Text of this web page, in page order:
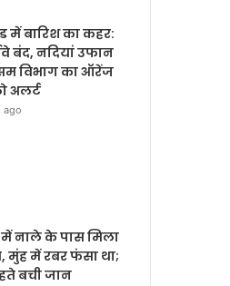
में बारिश का कहर:
बंद, नदियां उफान
विभाग का ऑरेंज
अलर्ट
ago
नाले के पास मिला
मुंह में रबर फंसा था;
बची जान